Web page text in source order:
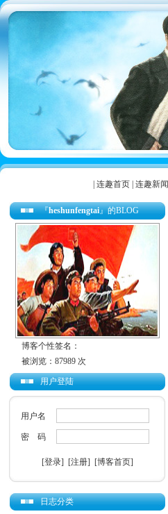
连趣首页| 连趣新闻
『heshunfengtai』的BLOG
博客个性签名：
被浏览：87989 次
用户登陆
用户名
密 码
[登录] [注册] [博客首页]
日志分类